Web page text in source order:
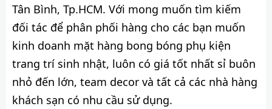
Tân Bình, Tp.HCM. Với mong muốn tìm kiếm
đối tác để phân phối hàng cho các bạn muốn
kinh doanh mặt hàng bong bóng phụ kiện
trang trí sinh nhật, luôn có giá tốt nhất sỉ buôn
nhỏ đến lớn, team decor và tất cả các nhà hàng
khách sạn có nhu cầu sử dụng.